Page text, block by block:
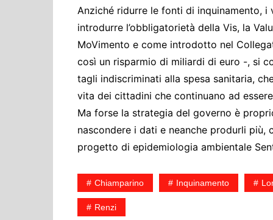
Anziché ridurre le fonti di inquinamento,
introdurre l’obbligatorietà della Vis, la
MoVimento e come introdotto nel
così un risparmio di miliardi di euro -, si
tagli indiscriminati alla spesa sanitaria,
vita dei cittadini che continuano ad
Ma forse la strategia del governo è
nascondere i dati e neanche produrli
progetto di epidemiologia ambientale
Chiamparino Inquinamento
Renzi